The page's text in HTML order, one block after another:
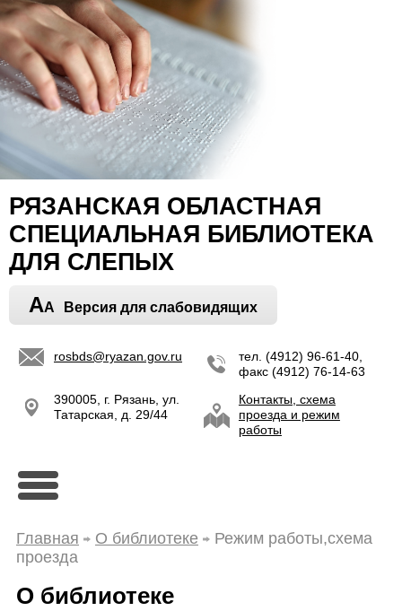
РЯЗАНСКАЯ ОБЛАСТНАЯ
СПЕЦИАЛЬНАЯ БИБЛИОТЕКА
ДЛЯ СЛЕПЫХ
AA Версия для слабовидящих
rosbds@ryazan.gov.ru
тел. (4912) 96-61-40,
факс (4912) 76-14-63
390005, г. Рязань, ул.
Татарская, д. 29/44
Контакты, схема
проезда и режим
работы
Главная О библиотеке
Режим работы,схема
проезда
О библиотеке